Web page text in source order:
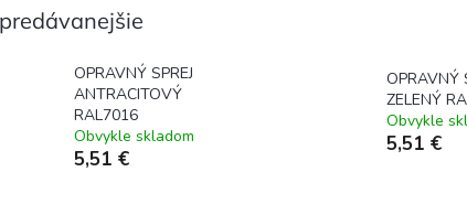
OPRAVNÝ SPREJ
ANTRACITOVÝ
RAL7016
Obvykle skladom
5,51 €
OPRAVNÝ
ZELENÝ
Obvykle
5,51 €